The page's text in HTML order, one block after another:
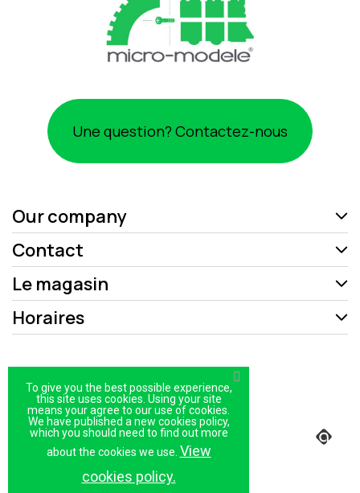
Une question? Contactez-nous
Our company
Contact
Le magasin
Horaires
Politique de confidentialité
Plan du site
Magasin
To give you the best possible experience,
this site uses cookies. Using your site
means your agree to our use of cookies.
We have published a new cookies policy,
which you should need to find out more
about the cookies we use. View
cookies policy.